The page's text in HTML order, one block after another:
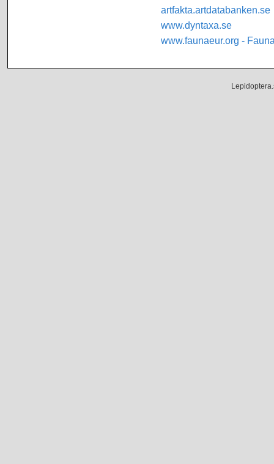
artfakta.artdatabanken.se
www.dyntaxa.se
www.faunaeur.org -